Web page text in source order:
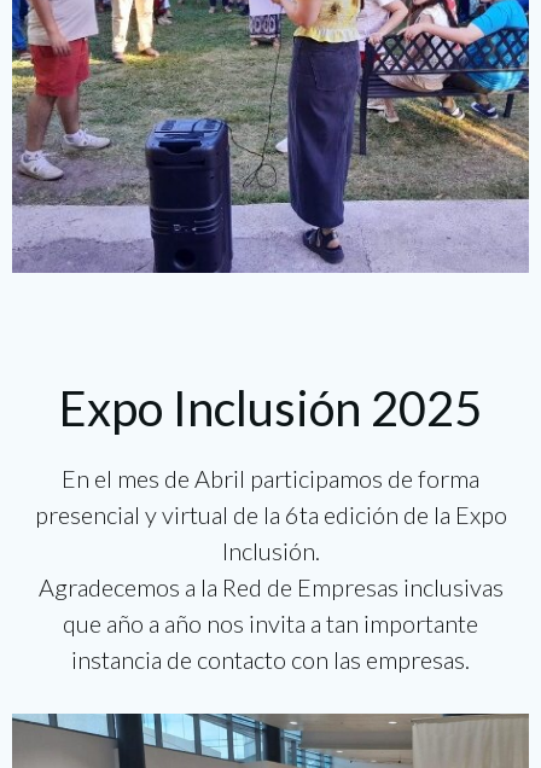
Expo Inclusión 2025
En el mes de Abril participamos de forma
presencial y virtual de la 6ta edición de la Expo
Inclusión.
Agradecemos a la Red de Empresas inclusivas
que año a año nos invita a tan importante
instancia de contacto con las empresas.